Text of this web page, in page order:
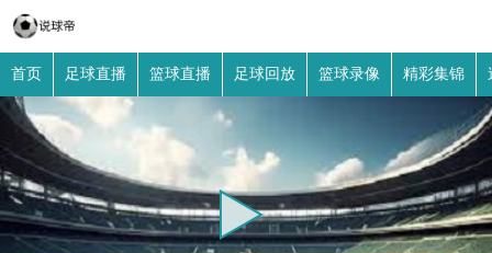
首页 足球直播 篮球直播 足球回放 篮球录像 精彩集锦